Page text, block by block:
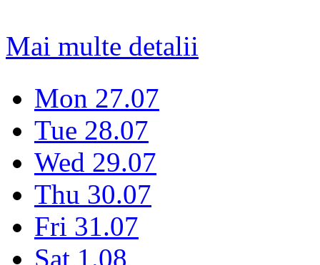
Mai multe detalii
Mon 27.07
Tue 28.07
Wed 29.07
Thu 30.07
Fri 31.07
Sat 1.08